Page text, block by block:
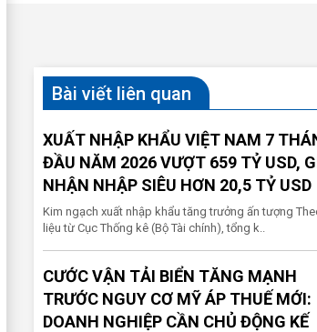
Bài viết liên quan
XUẤT NHẬP KHẨU VIỆT NAM 7
ĐẦU NĂM 2026 VƯỢT 659 TỶ USD,
NHẬN NHẬP SIÊU HƠN 20,5 TỶ USD
Kim ngạch xuất nhập khẩu tăng trưởng ấn tượng
liệu từ Cục Thống kê (Bộ Tài chính), tổng k..
CƯỚC VẬN TẢI BIỂN TĂNG MẠNH
TRƯỚC NGUY CƠ MỸ ÁP THUẾ MỚI:
DOANH NGHIỆP CẦN CHỦ ĐỘNG KẾ